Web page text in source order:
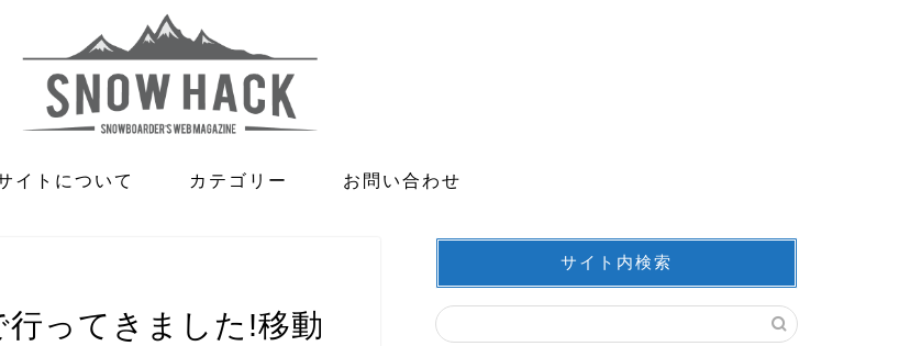
イトについて カテゴリー お問い合わせ
ってきました!移動
サイト内検索